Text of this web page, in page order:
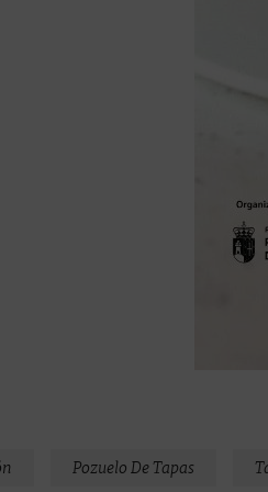
Pozuelo De Tapas